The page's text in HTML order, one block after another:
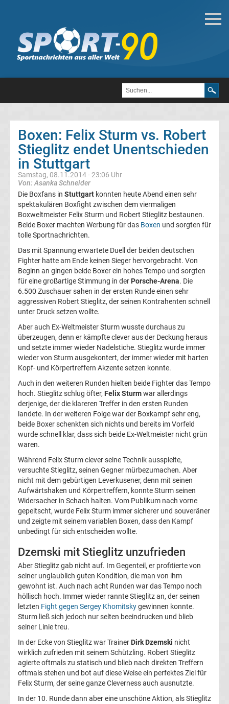
Boxen
Boxen
Boxen
News
Box
News
aktuell
heute
im
Fernsehen
RTL
Boxen
Termine
2024
Boxen
Termine
2023
Boxen
2022
Boxen
Termine
2021
Boxen
Termine
Boxen: Felix Sturm vs. Robert
Stieglitz endet Unentschieden
in Stuttgart
Samstag, 08.11.2014 - 23:06 Uhr
Von: Asanka Schneider
Die Boxfans in Stuttgart konnten heute Abend einen sehr
spektakulären Boxfight zwischen dem viermaligen
Boxweltmeister Felix Sturm und Robert Stieglitz bestaunen.
Beide Boxer machten Werbung für das Boxen und sorgten für
tolle Sportnachrichten.
Das mit Spannung erwartete Duell der beiden deutschen
Fighter hatte am Ende keinen Sieger hervorgebracht. Von
Beginn an gingen beide Boxer ein hohes Tempo und sorgten
für eine großartige Stimmung in der Porsche-Arena. Die
6.500 Zuschauer sahen in der ersten Runde einen sehr
aggressiven Robert Stieglitz, der seinen Kontrahenten schnell
unter Druck setzen wollte.
Aber auch Ex-Weltmeister Sturm wusste durchaus zu
überzeugen, denn er kämpfte clever aus der Deckung heraus
und setzte immer wieder Nadelstiche. Stieglitz wurde immer
wieder von Sturm ausgekontert, der immer wieder mit harten
Kopf- und Körpertreffern Akzente setzen konnte.
Auch in den weiteren Runden hielten beide Fighter das Tempo
hoch. Stieglitz schlug öfter, Felix Sturmwar allerdings
derjenige, der die klareren Treffer in den ersten Runden
landete. In der weiteren Folge war der Boxkampf sehr eng,
beide Boxer schenkten sich nichts und bereits im Vorfeld
wurde schnell klar, dass sich beide Ex-Weltmeister nicht grün
waren.
Während Felix Sturm clever seine Technik ausspielte,
versuchte Stieglitz, seinen Gegner mürbezumachen. Aber
nicht mit dem gebürtigen Leverkusener, denn mit seinen
Aufwärtshaken und Körpertreffern, konnte Sturm seinen
Widersacher in Schach halten. Vom Publikum nach vorne
gepeitscht, wurde Felix Sturm immer sicherer und souveräner
und zeigte mit seinem variablen Boxen, dass den Kampf
unbedingt für sich entscheiden wollte.
Dzemski mit Stieglitz unzufrieden
Aber Stieglitz gab nicht auf. Im Gegenteil, er profitierte von
seiner unglaublich guten Kondition, die man von ihm
gewohnt ist. Auch nach acht Runden war das Tempo noch
höllisch hoch. Immer wieder rannte Stieglitz an, der seinen
letzten Fight gegen Sergey Khomitskygewinnen konnte.
Sturm ließ sich jedoch nur selten beeindrucken und blieb
seiner Linie treu.
In der Ecke von Stieglitz war Trainer Dirk Dzemski nicht
wirklich zufrieden mit seinem Schützling. Robert Stieglitz
agierte oftmals zu statisch und blieb nach direkten Treffern
oftmals stehen und bot auf diese Weise ein perfektes Ziel für
Felix Sturm, der seine ganze Cleverness auch ausnutzte.
In der 10. Runde dann aber eine unschöne Aktion, als Stieglitz